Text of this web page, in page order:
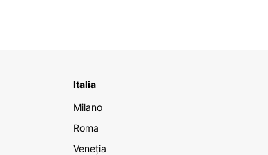
Italia
Milano
Roma
Veneția